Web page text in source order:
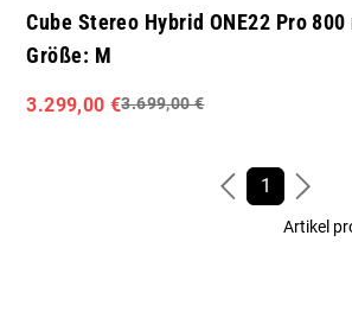
Cube Stereo Hybrid ONE22 Pro
Größe: M
3.299,00 €3.699,00 €
1
Artikel